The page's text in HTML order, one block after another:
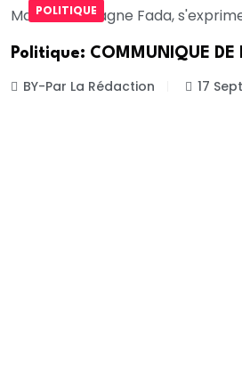
POLITIQUE
Politique: COMMUNIQUE DE
BY-Par La Rédaction 17